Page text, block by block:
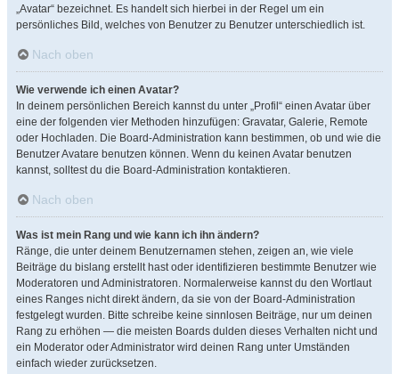
„Avatar“ bezeichnet. Es handelt sich hierbei in der Regel um ein
persönliches Bild, welches von Benutzer zu Benutzer unterschiedlich ist.
Nach oben
Wie verwende ich einen Avatar?
In deinem persönlichen Bereich kannst du unter „Profil“ einen Avatar über
eine der folgenden vier Methoden hinzufügen: Gravatar, Galerie, Remote
oder Hochladen. Die Board-Administration kann bestimmen, ob und wie die
Benutzer Avatare benutzen können. Wenn du keinen Avatar benutzen
kannst, solltest du die Board-Administration kontaktieren.
Nach oben
Was ist mein Rang und wie kann ich ihn ändern?
Ränge, die unter deinem Benutzernamen stehen, zeigen an, wie viele
Beiträge du bislang erstellt hast oder identifizieren bestimmte Benutzer wie
Moderatoren und Administratoren. Normalerweise kannst du den Wortlaut
eines Ranges nicht direkt ändern, da sie von der Board-Administration
festgelegt wurden. Bitte schreibe keine sinnlosen Beiträge, nur um deinen
Rang zu erhöhen — die meisten Boards dulden dieses Verhalten nicht und
ein Moderator oder Administrator wird deinen Rang unter Umständen
einfach wieder zurücksetzen.